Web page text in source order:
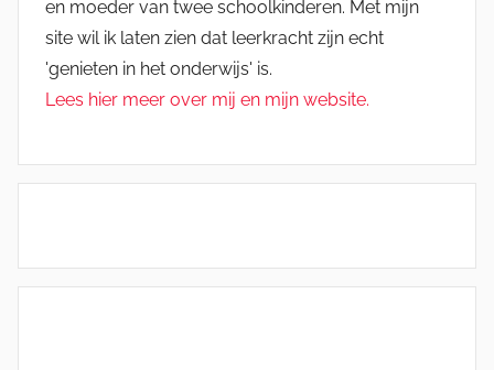
en moeder van twee schoolkinderen. Met mijn
site wil ik laten zien dat leerkracht zijn echt
'genieten in het onderwijs' is.
Lees hier meer over mij en mijn website.